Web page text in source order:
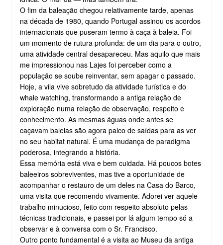
O fim da baleação chegou relativamente tarde, apenas
na década de 1980, quando Portugal assinou os acordos
internacionais que puseram termo à caça à baleia. Foi
um momento de rutura profunda: de um dia para o outro,
uma atividade central desapareceu. Mas aquilo que mais
me impressionou nas Lajes foi perceber como a
população se soube reinventar, sem apagar o passado.
Hoje, a vila vive sobretudo da atividade turística e do
whale watching, transformando a antiga relação de
exploração numa relação de observação, respeito e
conhecimento. As mesmas águas onde antes se
caçavam baleias são agora palco de saídas para as ver
no seu habitat natural. É uma mudança de paradigma
poderosa, integrando a história.
Essa memória está viva e bem cuidada. Há poucos botes
baleeiros sobreviventes, mas tive a oportunidade de
acompanhar o restauro de um deles na Casa do Barco,
uma visita que recomendo vivamente. Adorei ver aquele
trabalho minucioso, feito com respeito absoluto pelas
técnicas tradicionais, e passei por lá algum tempo só a
observar e à conversa com o Sr. Francisco.
Outro ponto fundamental é a visita ao Museu da antiga